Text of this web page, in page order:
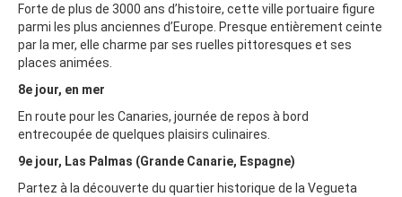
Forte de plus de 3000 ans d’histoire, cette ville portuaire figure
parmi les plus anciennes d’Europe. Presque entièrement ceinte
par la mer, elle charme par ses ruelles pittoresques et ses
places animées.
8e jour, en mer
En route pour les Canaries, journée de repos à bord
entrecoupée de quelques plaisirs culinaires.
9e jour, Las Palmas (Grande Canarie, Espagne)
Partez à la découverte du quartier historique de la Vegueta